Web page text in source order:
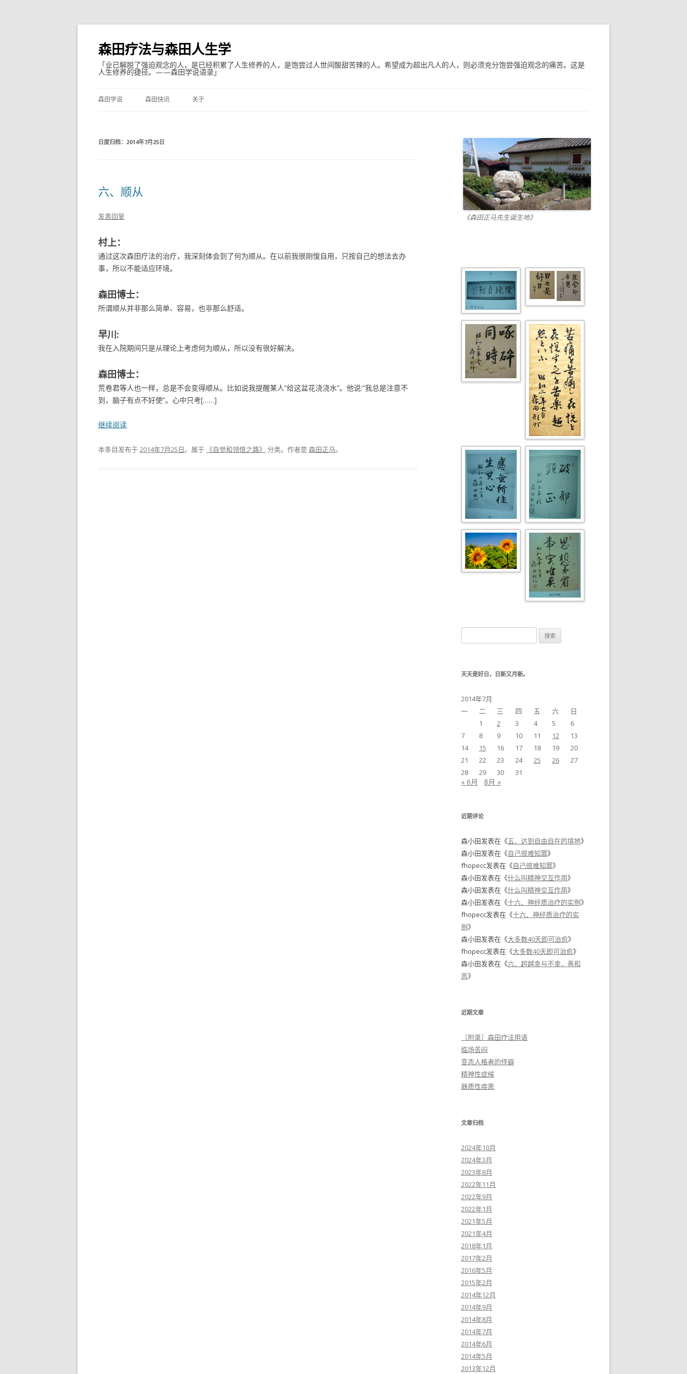
森田疗法与森田人生学
「业已解脱了强迫观念的人，是已经积累了人生修养的人，是饱尝过人世间酸甜苦辣的人。希望成为超出凡人的人，则必须充分饱尝强迫观念的痛苦。这是
人生修养的捷径。——森田学说语录」
森田学说 森田快讯 关于
日度归档： 2014年7月25日
六、顺从
发表回复
村上：
通过这次森田疗法的治疗，我深刻体会到了何为顺从。在以前我很刚愎自用，只按自己的想法去办
事，所以不能适应环境。
森田博士：
所谓顺从并非那么简单、容易，也非那么舒适。
早川:
我在入院期间只是从理论上考虑何为顺从，所以没有很好解决。
森田博士：
荒卷君等人也一样，总是不会变得顺从。比如说我提醒某人“给这盆花浇浇水”。他说:“我总是注意不
到，脑子有点不好使”。心中只考[……]
继续阅读
本条目发布于2014年7月25日。属于 《自觉和领悟之路》 分类。 作者是森田正马。
《森田正马先生诞生地》
天天是好日，日新又月新。
2014年7月
一
二 三 四 五 六
日
1
2 3 4 5
6
7
8 9 10 11 12
13
14
15 16 17 18 19
20
21
22 23 24 25 26
27
28
29 30 31
« 6月 8月 »
近期评论
森小田发表在《五、达到自由自在的境地》
森小田发表在《自己很难知罪》
fhopecc发表在《自己很难知罪》
森小田发表在《什么叫精神交互作用》
森小田发表在《什么叫精神交互作用》
森小田发表在《十六、神经质治疗的实例》
fhopecc发表在《十六、神经质治疗的实
例》
森小田发表在《大多数40天即可治愈》
fhopecc发表在《大多数40天即可治愈》
森小田发表在《六、超越幸与不幸，善和
恶》
近期文章
〔附录〕森田疗法用语
临场苦闷
变态人格者的怪癖
精神性症候
器质性疾患
文章归档
2024年10月
2024年3月
2023年8月
2022年11月
2022年9月
2022年1月
2021年5月
2021年4月
2018年1月
2017年2月
2016年5月
2015年2月
2014年12月
2014年9月
2014年8月
2014年7月
2014年6月
2014年5月
2013年12月